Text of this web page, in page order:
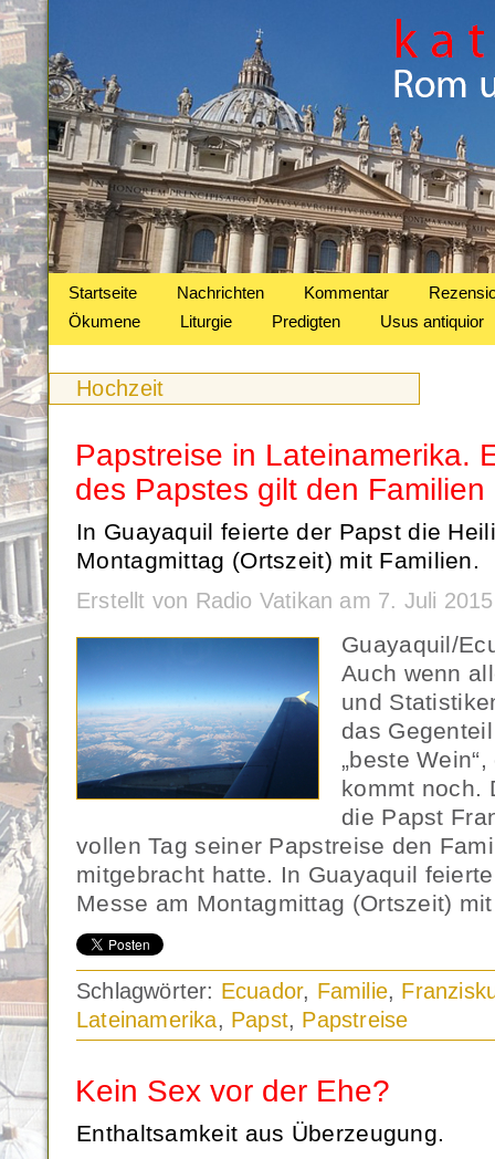
Startseite Nachrichten Kommentar
Ökumene
Liturgie Predigten Usus antiquior
Hochzeit
Papstreise in Lateinamerika.
des Papstes gilt den Familien
In Guayaquil feierte der Papst die
Montagmittag (Ortszeit) mit Familien.
Erstellt von Radio Vatikan am 7. Juli
Guayaquil/
Auch wenn
und
das
„beste
kommt noch.
die Papst
vollen Tag seiner Papstreise den
mitgebracht hatte. In Guayaquil
Messe am Montagmittag (Ortszeit)
Schlagwörter: Ecuador, Familie,
Lateinamerika, Papst, Papstreise
Kein Sex vor der Ehe?
Enthaltsamkeit aus Überzeugung.